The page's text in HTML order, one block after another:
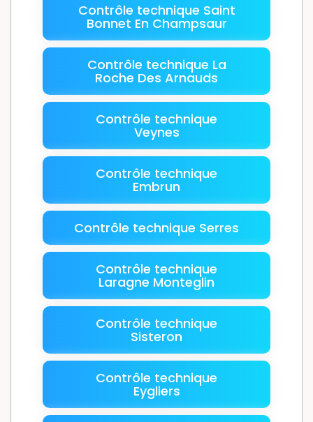
Contrôle technique Saint
Bonnet En Champsaur
Contrôle technique La
Roche Des Arnauds
Contrôle technique
Veynes
Contrôle technique
Embrun
Contrôle technique Serres
Contrôle technique
Laragne Monteglin
Contrôle technique
Sisteron
Contrôle technique
Eygliers